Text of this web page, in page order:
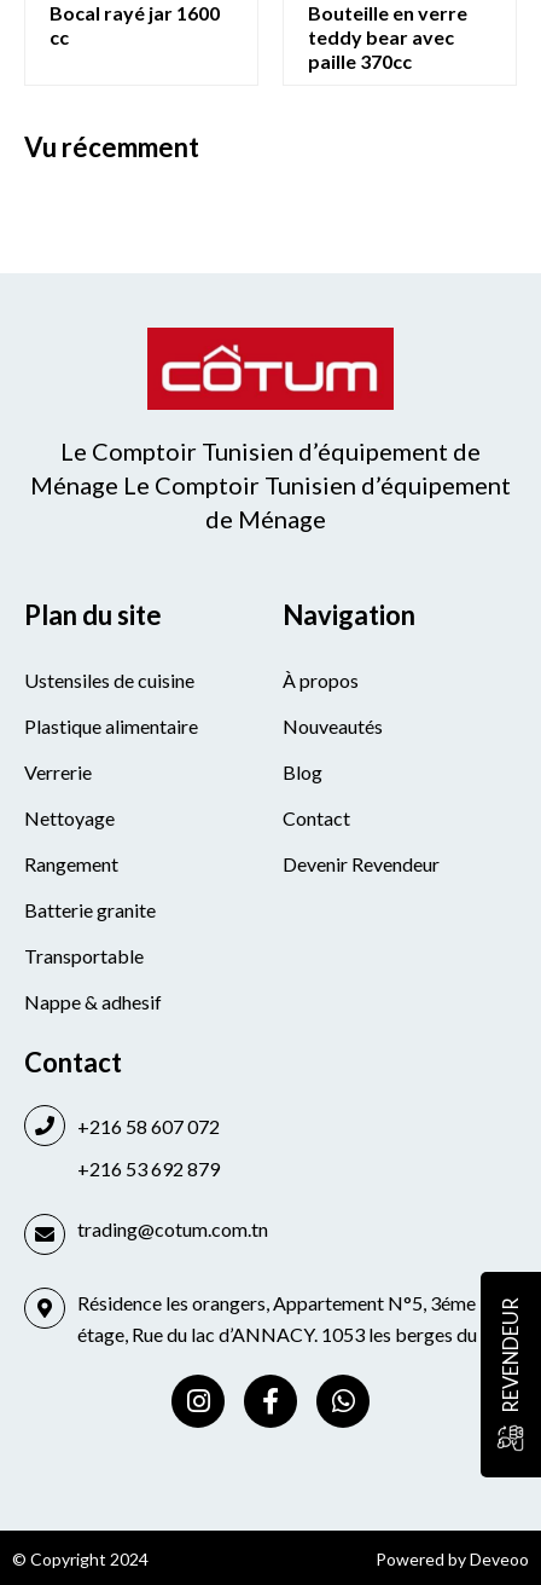
bocal rayé jar 1600
cc
bouteille en verre
teddy bear avec
paille 370cc
vu récemment
Le Comptoir Tunisien d’équipement de
Ménage Le Comptoir Tunisien d’équipement
de Ménage
Plan du site
Ustensiles de cuisine
Plastique alimentaire
Verrerie
Nettoyage
Rangement
Batterie granite
Transportable
Nappe & adhesif
Navigation
À propos
Nouveautés
Blog
Contact
Devenir Revendeur
Contact
+216 58 607 072
+216 53 692 879
trading@cotum.com.tn
Résidence les orangers, Appartement N°5, 3éme
étage, Rue du lac d’ANNACY. 1053 les berges du lac
I
n
F
a
W
h
REVENDEUR
© Copyright 2024 Powered by Deveoo